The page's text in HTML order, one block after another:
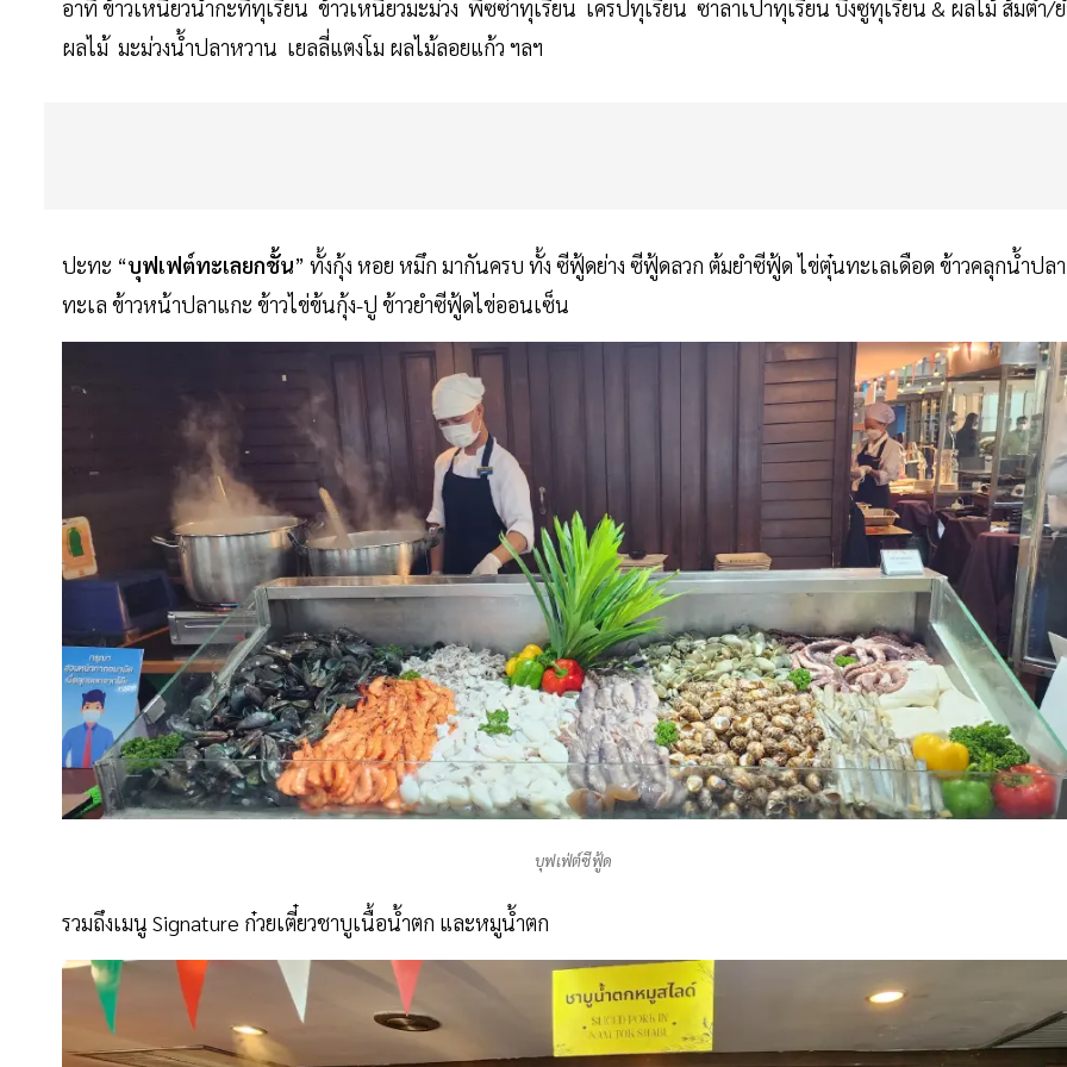
อาทิ ข้าวเหนียวน้ำกะทิทุเรียน ข้าวเหนียวมะม่วง พิซซ่าทุเรียน เครปทุเรียน ซาลาเปาทุเรียน บิงซูทุเรียน & ผลไม้ ส้มตํา/
ผลไม้ มะม่วงน้ําปลาหวาน เยลลี่แตงโม ผลไม้ลอยแก้ว ฯลฯ
ปะทะ “บุฟเฟต์ทะเลยกชั้น” ทั้งกุ้ง หอย หมึก มากันครบ ทั้ง ซีฟู้ดย่าง ซีฟู้ดลวก ต้มยําซีฟู้ด ไข่ตุ๋นทะเลเดือด ข้าวคลุกน้ำปลา
ทะเล ข้าวหน้าปลาแกะ ข้าวไข่ข้นกุ้ง-ปู ข้าวยําซีฟู้ดไข่ออนเซ็น
บุฟเฟ่ต์ซีฟู้ด
รวมถึงเมนู Signature ก๋วยเตี๋ยวชาบูเนื้อน้ำตก และหมูน้ำตก